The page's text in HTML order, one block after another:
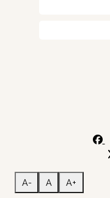
A- A A+